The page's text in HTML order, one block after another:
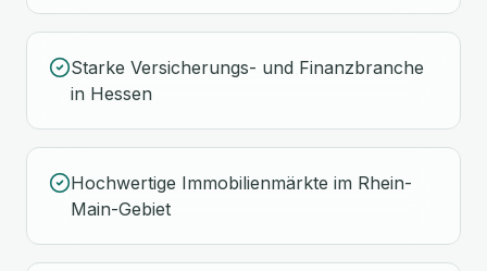
Starke Versicherungs- und Finanzbranche
in Hessen
Hochwertige Immobilienmärkte im Rhein-
Main-Gebiet